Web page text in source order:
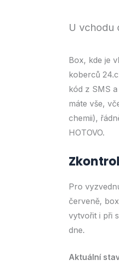
U vchodu
Box, kde je
koberců
kód z SMS
máte vše,
chemii),
HOTOVO.
Pro
červeně,
vytvořit i při
dne.
Aktuální